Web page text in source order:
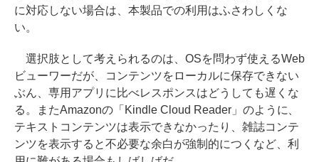
に対応しない場合は、本製品での利用はふさわしくな
い。
選択肢として考えられるのは、OSを問わず使えるWeb
ビューワーだが、コンテンツをローカルに保存できない
ぶん、専用アプリに比べレスポンスはどうしても遅くな
る。またAmazonの「Kindle Cloud Reader」のように、
テキストコンテンツは表示できなかったり、雑誌コンテ
ンツを表示すると不必要な余白が強制的につくなど、利